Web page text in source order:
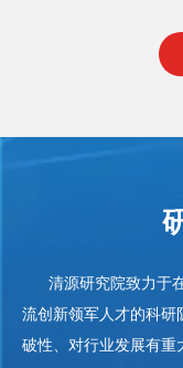
清源研究院致力于
流创新领军人才的科研
破性、对行业发展有重